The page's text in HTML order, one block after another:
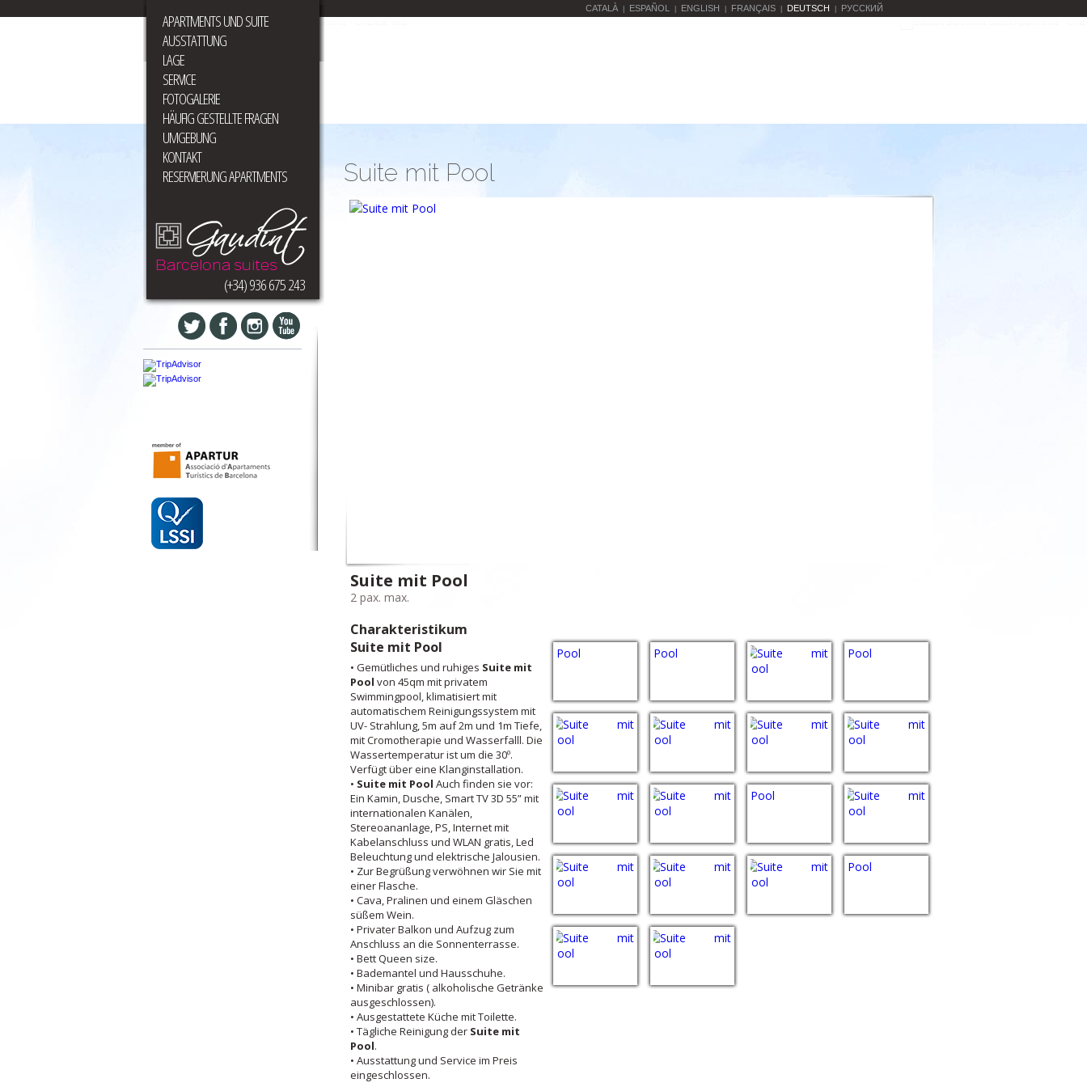
CATALÀ ESPAÑOL ENGLISH FRANÇAIS DEUTSCH РУССКИЙ
APARTMENTS UND SUITE
AUSSTATTUNG
LAGE
SERVICE
FOTOGALERIE
HÄUFIG GESTELLTE FRAGEN
UMGEBUNG
KONTAKT
RESERVIERUNG APARTMENTS
(+34) 936 675 243
Suite mit Pool
Suite mit Pool
2 pax. max.
Charakteristikum
Suite mit Pool
• Gemütliches und ruhiges Suite mit
Pool von 45qm mit privatem
Swimmingpool, klimatisiert mit
automatischem Reinigungssystem mit
UV- Strahlung, 5m auf 2m und 1m Tiefe,
mit Cromotherapie und Wasserfalll. Die
Wassertemperatur ist um die 30º.
Verfügt über eine Klanginstallation.
• Suite mit Pool Auch finden sie vor:
Ein Kamin, Dusche, Smart TV 3D 55” mit
internationalen Kanälen,
Stereoananlage, PS, Internet mit
Kabelanschluss und WLAN gratis, Led
Beleuchtung und elektrische Jalousien.
• Zur Begrüßung verwöhnen wir Sie mit
einer Flasche.
• Cava, Pralinen und einem Gläschen
süßem Wein.
• Privater Balkon und Aufzug zum
Anschluss an die Sonnenterrasse.
• Bett Queen size.
• Bademantel und Hausschuhe.
• Minibar gratis ( alkoholische Getränke
ausgeschlossen).
• Ausgestattete Küche mit Toilette.
• Tägliche Reinigung der Suite mit
Pool.
• Ausstattung und Service im Preis
eingeschlossen.